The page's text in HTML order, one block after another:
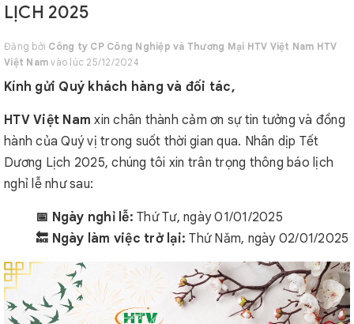
LỊCH 2025
Đăng bởi Công ty CP Công Nghiệp và Thương Mại HTV Việt Nam HTV
Việt Nam vào lúc 25/12/2024
Kính gửi Quý khách hàng và đối tác,
HTV Việt Nam xin chân thành cảm ơn sự tin tưởng và đồng
hành của Quý vị trong suốt thời gian qua. Nhân dịp Tết
Dương Lịch 2025, chúng tôi xin trân trọng thông báo lịch
nghỉ lễ như sau:
📅 Ngày nghỉ lễ: Thứ Tư, ngày 01/01/2025
🔙 Ngày làm việc trở lại: Thứ Năm, ngày 02/01/2025